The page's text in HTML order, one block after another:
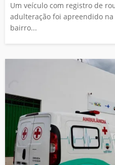
Um veículo com registro de
adulteração foi apreendido
bairro...